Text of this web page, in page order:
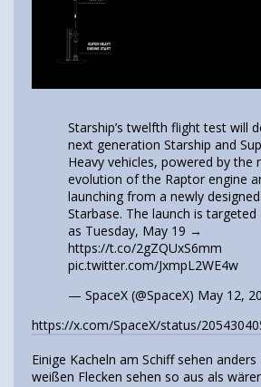
Starship’s twelfth flight test will
next generation Starship and
Heavy vehicles, powered by the
evolution of the Raptor engine
launching from a newly
Starbase. The launch is targeted
as Tuesday, May 19 →
https://t.co/2gZQUxS6mm
pic.twitter.com/JxmpL2WE4w
— SpaceX (@SpaceX) May 12,
https://x.com/SpaceX/status/
Einige Kacheln am Schiff sehen anders
weißen Flecken sehen so aus als